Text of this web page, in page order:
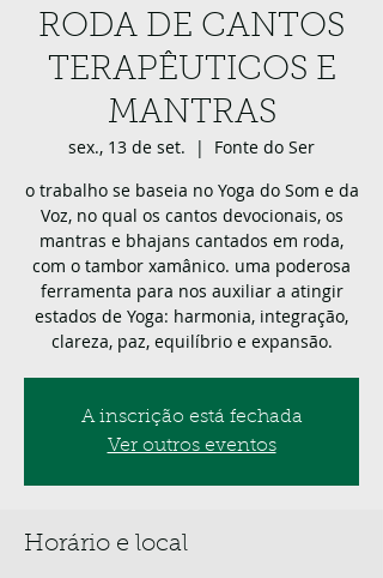
RODA DE CANTOS
TERAPÊUTICOS E
MANTRAS
sex., 13 de set.
  |
Fonte do Ser
o trabalho se baseia no Yoga do Som e da
Voz, no qual os cantos devocionais, os
mantras e bhajans cantados em roda,
com o tambor xamânico. uma poderosa
ferramenta para nos auxiliar a atingir
estados de Yoga: harmonia, integração,
clareza, paz, equilíbrio e expansão.
A inscrição está fechada
Ver outros eventos
Horário e local